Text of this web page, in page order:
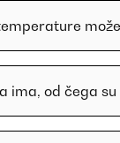
ima, od čega